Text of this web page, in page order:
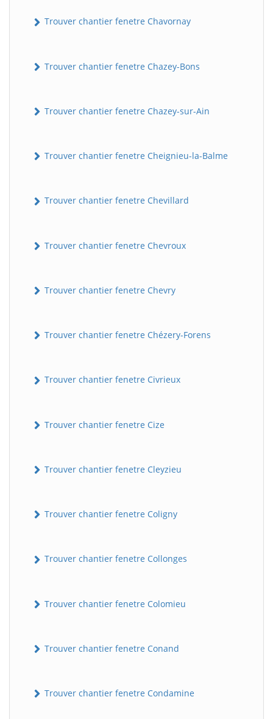
Trouver chantier fenetre Chavornay
Trouver chantier fenetre Chazey-Bons
Trouver chantier fenetre Chazey-sur-Ain
Trouver chantier fenetre Cheignieu-la-Balme
Trouver chantier fenetre Chevillard
Trouver chantier fenetre Chevroux
Trouver chantier fenetre Chevry
Trouver chantier fenetre Chézery-Forens
Trouver chantier fenetre Civrieux
Trouver chantier fenetre Cize
Trouver chantier fenetre Cleyzieu
Trouver chantier fenetre Coligny
Trouver chantier fenetre Collonges
Trouver chantier fenetre Colomieu
Trouver chantier fenetre Conand
Trouver chantier fenetre Condamine
Assistant en ligne